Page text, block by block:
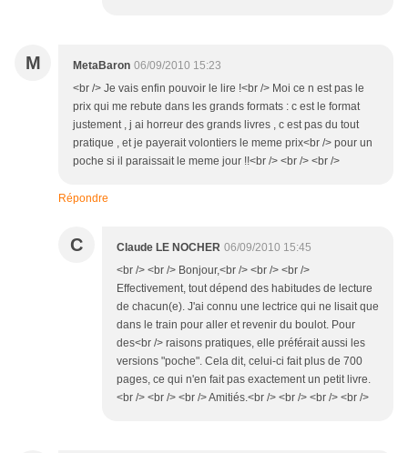
M MetaBaron 06/09/2010 15:23
<br /> Je vais enfin pouvoir le lire !<br /> Moi ce n est pas le
prix qui me rebute dans les grands formats : c est le format
justement , j ai horreur des grands livres , c est pas du tout
pratique , et je payerait volontiers le meme prix<br /> pour un
poche si il paraissait le meme jour !!<br /> <br /> <br />
Répondre
C Claude LE NOCHER 06/09/2010 15:45
<br /> <br /> Bonjour,<br /> <br /> <br />
Effectivement, tout dépend des habitudes de lecture
de chacun(e). J'ai connu une lectrice qui ne lisait que
dans le train pour aller et revenir du boulot. Pour
des<br /> raisons pratiques, elle préférait aussi les
versions "poche". Cela dit, celui-ci fait plus de 700
pages, ce qui n'en fait pas exactement un petit livre.
<br /> <br /> <br /> Amitiés.<br /> <br /> <br /> <br />